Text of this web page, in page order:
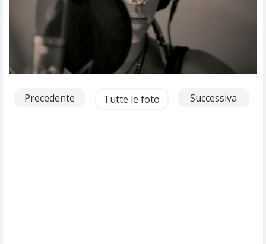
Precedente Tutte le foto Successiva